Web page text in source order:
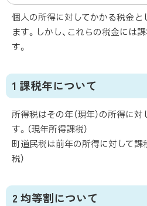
個人の所得に対してかかる税金と
ます。しかし、これらの税金には
す。
1 課税年について
所得税はその年（現年）の所得に
す。（現年所得課税）
町道民税は前年の所得に対して課
税）
2 均等割について